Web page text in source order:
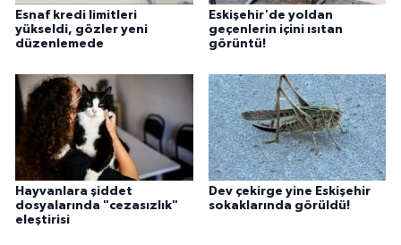
Esnaf kredi limitleri
yükseldi, gözler yeni
düzenlemede
Eskişehir'de yoldan
geçenlerin içini ısıtan
görüntü!
Hayvanlara şiddet
dosyalarında "cezasızlık"
eleştirisi
Dev çekirge yine Eskişehir
sokaklarında görüldü!